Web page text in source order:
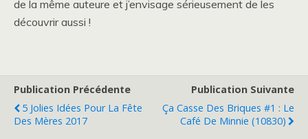
de la même auteure et j’envisage sérieusement de les
découvrir aussi !
Publication Précédente
5 Jolies Idées Pour La Fête
Des Mères 2017
Publication Suivante
Ça Casse Des Briques #1 : Le
Café De Minnie (10830)